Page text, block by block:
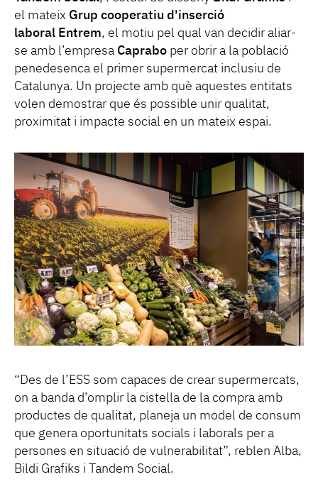
el mateix Grup cooperatiu d'inserció
laboral Entrem, el motiu pel qual van decidir aliar-
se amb l’empresa Caprabo per obrir a la població
penedesenca el primer supermercat inclusiu de
Catalunya. Un projecte amb què aquestes entitats
volen demostrar que és possible unir qualitat,
proximitat i impacte social en un mateix espai.
“Des de l’ESS som capaces de crear supermercats,
on a banda d’omplir la cistella de la compra amb
productes de qualitat, planeja un model de consum
que genera oportunitats socials i laborals per a
persones en situació de vulnerabilitat”, reblen Alba,
Bildi Grafiks i Tandem Social.